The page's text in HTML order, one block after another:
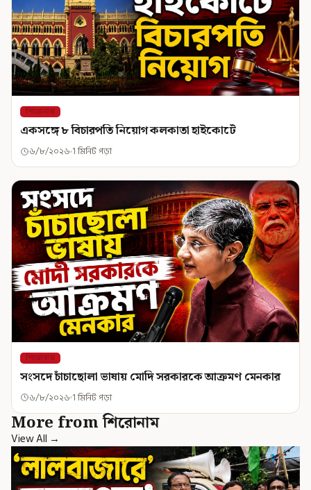
শিরোনাম
একসঙ্গে ৮ বিচারপতি নিয়োগ কলকাতা হাইকোর্টে
৬/৮/২০২৬ 1 মিনিট পড়া
শিরোনাম
সংসদে চাঁচাছোলা ভাষায় মোদি সরকারকে আক্রমণ মেনকার
৬/৮/২০২৬ 1 মিনিট পড়া
More from শিরোনাম
View All →